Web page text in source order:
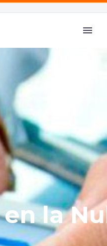
en la Nu